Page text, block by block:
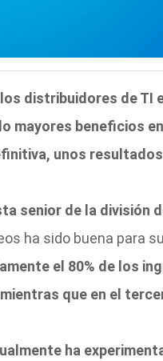
los distribuidores de TI
mayores beneficios
unos
senior de la división
ha sido buena para
el 80% de los
que en el
ha